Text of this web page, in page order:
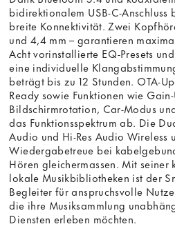
bidirektionalem USB-C-Anschluss
breite Konnektivität. Zwei
und 4,4 mm – garantieren
Acht vorinstallierte EQ-Presets
eine individuelle
beträgt bis zu 12 Stunden. OTA-
Ready sowie Funktionen wie
Bildschirmrotation, Car-Modus
das Funktionsspektrum ab. Die
Audio und Hi-Res Audio Wireless
Wiedergabetreue bei
Hören gleichermassen. Mit seiner
lokale Musikbibliotheken ist der
Begleiter für anspruchsvolle
die ihre Musiksammlung
Diensten erleben möchten.